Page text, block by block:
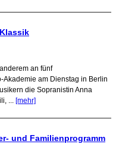
an fünf
Akademie am Dienstag in Berlin
die Sopranistin Anna
... [mehr]
und Familienprogramm